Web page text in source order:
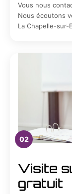
Vous nous
Nous écoutons
La Chapelle-
02
Visite
gratuit